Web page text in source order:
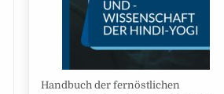
Handbuch der fernöstlichen